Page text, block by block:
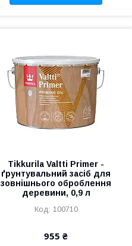
Tikkurila Valtti Primer -
ґрунтувальний засіб для
зовнішнього оброблення
деревини, 0,9 л
100710
955 ₴